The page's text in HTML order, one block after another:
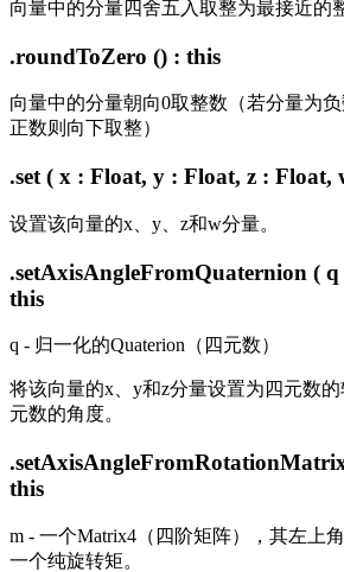
向量中的分量四舍五入取整为最接近的
.roundToZero () : this
向量中的分量朝向0取整数（若分量为
正数则向下取整）
.set ( x : Float, y : Float, z : Float,
设置该向量的x、y、z和w分量。
.setAxisAngleFromQuaternion (
this
q - 归一化的Quaterion（四元数）
将该向量的x、y和z分量设置为四元数
元数的角度。
this
m - 一个Matrix4（四阶矩阵），其左上
一个纯旋转矩。